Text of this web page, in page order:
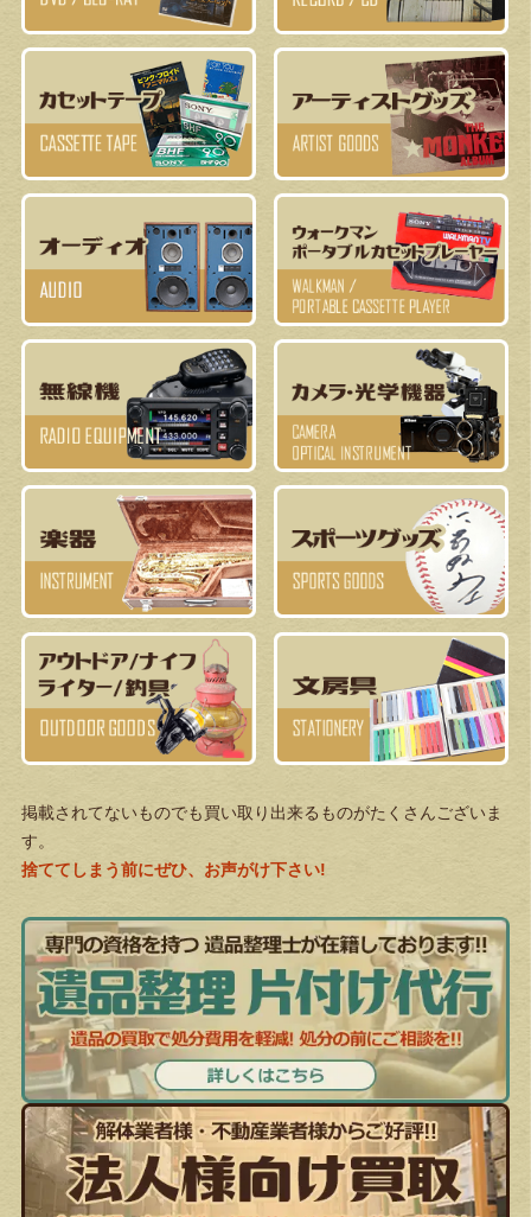
掲載されてないものでも買い取り出来るものがたくさんございま
す。
捨ててしまう前にぜひ、お声がけ下さい!